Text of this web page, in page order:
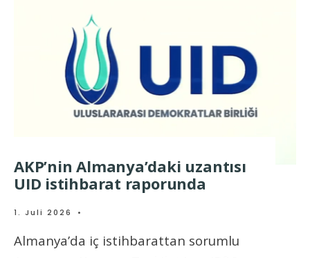
AKP’nin Almanya’daki uzantısı
UID istihbarat raporunda
1. Juli 2026 •
Almanya’da iç istihbarattan sorumlu